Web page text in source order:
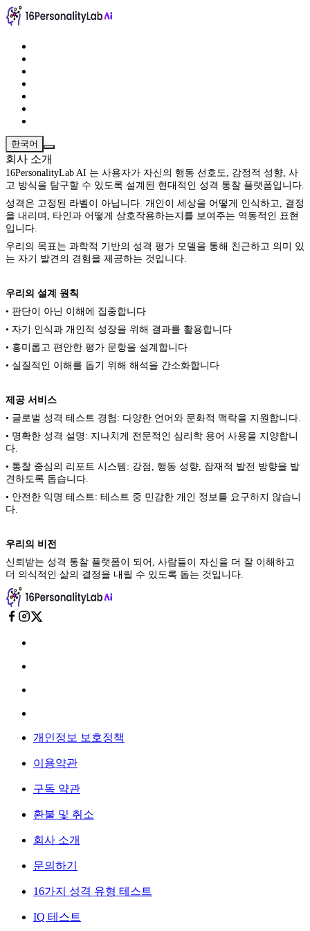
한국어
회사 소개
16PersonalityLab AI 는 사용자가 자신의 행동 선호도, 감정적 성향, 사
고 방식을 탐구할 수 있도록 설계된 현대적인 성격 통찰 플랫폼입니다.
성격은 고정된 라벨이 아닙니다. 개인이 세상을 어떻게 인식하고, 결정
을 내리며, 타인과 어떻게 상호작용하는지를 보여주는 역동적인 표현
입니다.
우리의 목표는 과학적 기반의 성격 평가 모델을 통해 친근하고 의미 있
는 자기 발견의 경험을 제공하는 것입니다.
우리의 설계 원칙
• 판단이 아닌 이해에 집중합니다
• 자기 인식과 개인적 성장을 위해 결과를 활용합니다
• 흥미롭고 편안한 평가 문항을 설계합니다
• 실질적인 이해를 돕기 위해 해석을 간소화합니다
제공 서비스
• 글로벌 성격 테스트 경험: 다양한 언어와 문화적 맥락을 지원합니다.
• 명확한 성격 설명: 지나치게 전문적인 심리학 용어 사용을 지양합니
다.
• 통찰 중심의 리포트 시스템: 강점, 행동 성향, 잠재적 발전 방향을 발
견하도록 돕습니다.
• 안전한 익명 테스트: 테스트 중 민감한 개인 정보를 요구하지 않습니
다.
우리의 비전
신뢰받는 성격 통찰 플랫폼이 되어, 사람들이 자신을 더 잘 이해하고
더 의식적인 삶의 결정을 내릴 수 있도록 돕는 것입니다.
개인정보 보호정책
이용약관
구독 약관
환불 및 취소
회사 소개
문의하기
16가지 성격 유형 테스트
IQ 테스트